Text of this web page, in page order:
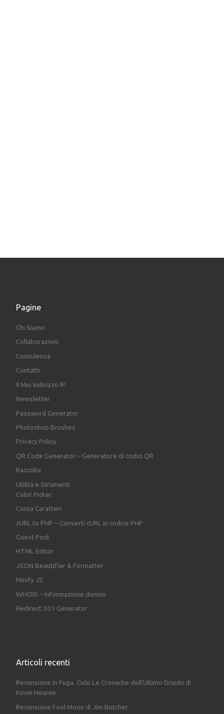
Pagine
Chi Siamo
Collaborazioni
Consulenza
Contatti
Il Mio Indirizzo IP
Newsletter
Password Generator
Photoshop Brushes
Privacy Policy
QR Code Generator – Generatore di codici QR
Raccolte
Utilità e Strumenti
Color Picker
Conta Caratteri
cURL to PHP – Converti cURL in codice PHP
Guest Post
HTML Editor
JSON Beautifier & Formatter
Minify JS
WHOIS – Informazione domini
Redirect 301 Generator
Articoli recenti
Recensione In Fuga. Ciclo Le Cronache dell’Ultimo Druido di
Kevin Hearne
Recensione Fool Moon di Jim Butcher